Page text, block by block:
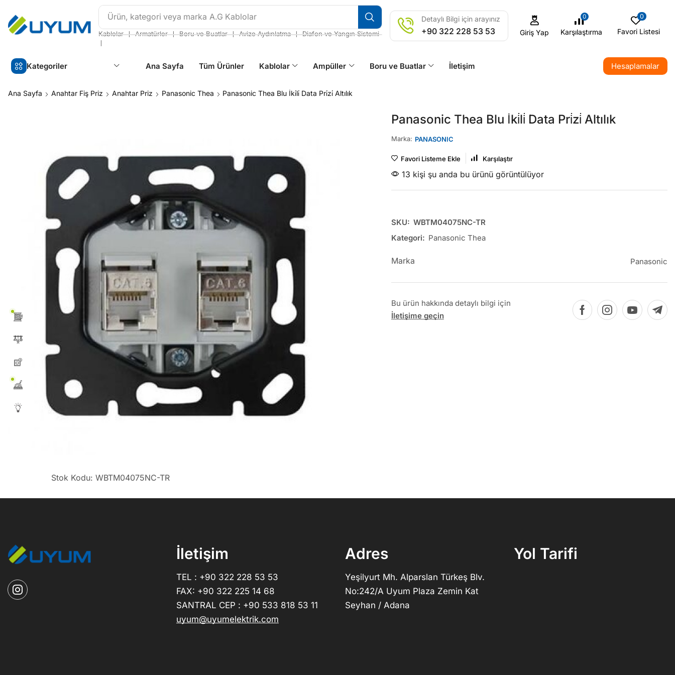
Ürün, kategori veya marka A.G Kablolar
Kablolar ❘ Armatürler ❘ Boru ve Buatlar ❘ Avize Aydınlatma ❘ Diafon ve Yangın Sistemi
❘
Detaylı Bilgi için arayınız
+90 322 228 53 53 Giriş Yap
0
Karşılaştırma
0
Favori Listesi
Kategoriler Ana Sayfa Tüm Ürünler Kablolar Ampüller Boru ve Buatlar İletişim Hesaplamalar
Ana Sayfa Anahtar Fiş Priz Anahtar Priz Panasonic Thea Panasonic Thea Blu İki̇li̇ Data Pri̇zi̇ Altılık
Panasonic Thea Blu İki̇li̇ Data Pri̇zi̇ Altılık
Marka: PANASONIC
Favori Listeme Ekle Karşılaştır
13 kişi şu anda bu ürünü görüntülüyor
SKU: WBTM04075NC-TR
Kategori: Panasonic Thea
Marka Panasonic
Bu ürün hakkında detaylı bilgi için
İletişime geçin
Stok Kodu: WBTM04075NC-TR
İletişim
TEL : +90 322 228 53 53
FAX: +90 322 225 14 68
SANTRAL CEP : +90 533 818 53 11
uyum@uyumelektrik.com
Adres
Yeşilyurt Mh. Alparslan Türkeş Blv.
No:242/A Uyum Plaza Zemin Kat
Seyhan / Adana
Yol Tarifi